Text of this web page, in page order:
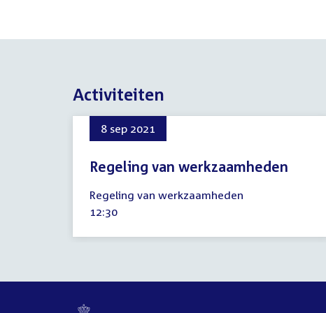
Activiteiten
8 sep 2021
Regeling van werkzaamheden
september
2021
Regeling van werkzaamheden
Tijd
12:30